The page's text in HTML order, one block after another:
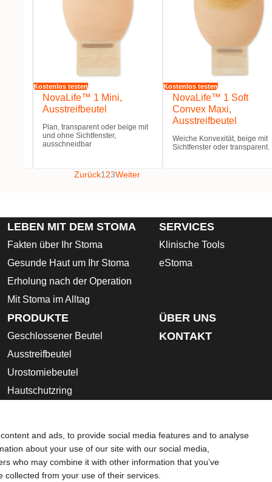
and ads, to provide social media features and to analyse
about your use of our site with our social media,
who may combine it with other information that you’ve
collected from your use of their services.
Kostenlos testen
NovaLife™ 1 Mini,
Ausstreifbeutel
Plan, transparent oder beige mit
und ohne Sichtfenster,
ausschneidbar
Kostenlos testen
NovaLife™ 1 Soft
Convex Maxi,
Ausstreifbeutel
Weiche Konvexität, beige mit
Sichtfenster oder transparent.
Zurück1 23Weiter
LEBEN MIT DEM STOMA
Fakten über Ihr Stoma
Gesunde Haut um Ihr Stoma
Erholung nach der Operation
Mit Stoma im Alltag
SERVICES
Klinische Tools
eStoma
PRODUKTE
Geschlossener Beutel
Ausstreifbeutel
Urostomiebeutel
Hautschutzring
Sicherheitsdatenblätter
ÜBER UNS
KONTAKT
Bestimmungen Umgang mit Cookies
die gesamte Gebrauchsanweisung, die dem jeweiligen